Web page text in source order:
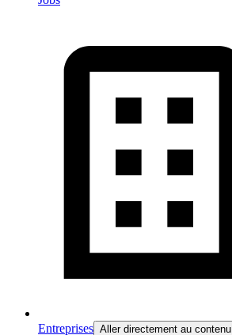
Entreprises Aller directement au contenu